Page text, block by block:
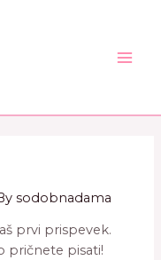
sodobnadama
prvi prispevek.
pričnete pisati!